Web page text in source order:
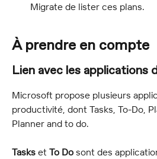
Migrate de lister ces plans.
À prendre en compte
Lien avec les applications
Microsoft propose plusieurs
productivité, dont Tasks, To-Do,
Planner and to do.
Tasks et To Do sont des